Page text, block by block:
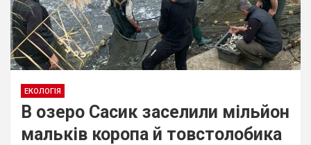
ЕКОЛОГІЯ
В озеро Сасик заселили мільйон
мальків коропа й товстолобика